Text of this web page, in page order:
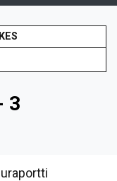
KES
3